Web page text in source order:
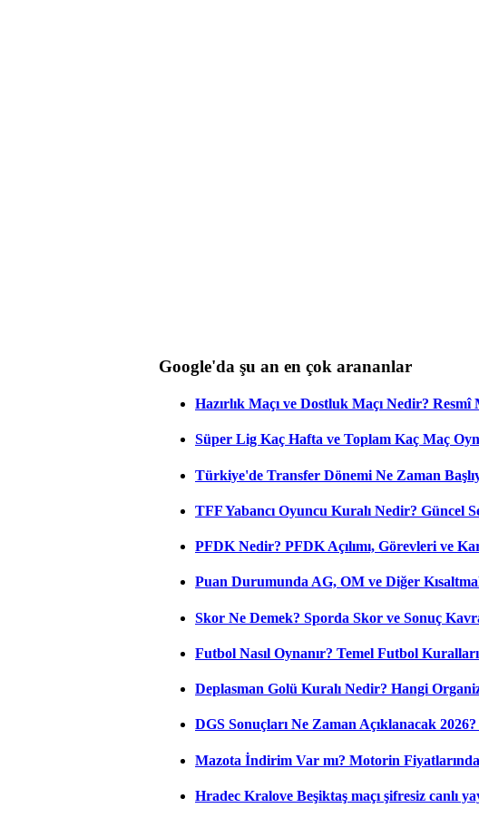
Google'da şu an en çok arananlar
Hazırlık Maçı ve Dostluk Maçı Nedir?
Süper Lig Kaç Hafta ve Toplam Kaç Maç
Türkiye'de Transfer Dönemi Ne Zaman
TFF Yabancı Oyuncu Kuralı Nedir? Güncel
PFDK Nedir? PFDK Açılımı, Görevleri ve
Puan Durumunda AG, OM ve Diğer
Skor Ne Demek? Sporda Skor ve Sonuç
Futbol Nasıl Oynanır? Temel Futbol Kuralları
Deplasman Golü Kuralı Nedir? Hangi
DGS Sonuçları Ne Zaman Açıklanacak
Mazota İndirim Var mı? Motorin
Hradec Kralove Beşiktaş maçı şifresiz canlı